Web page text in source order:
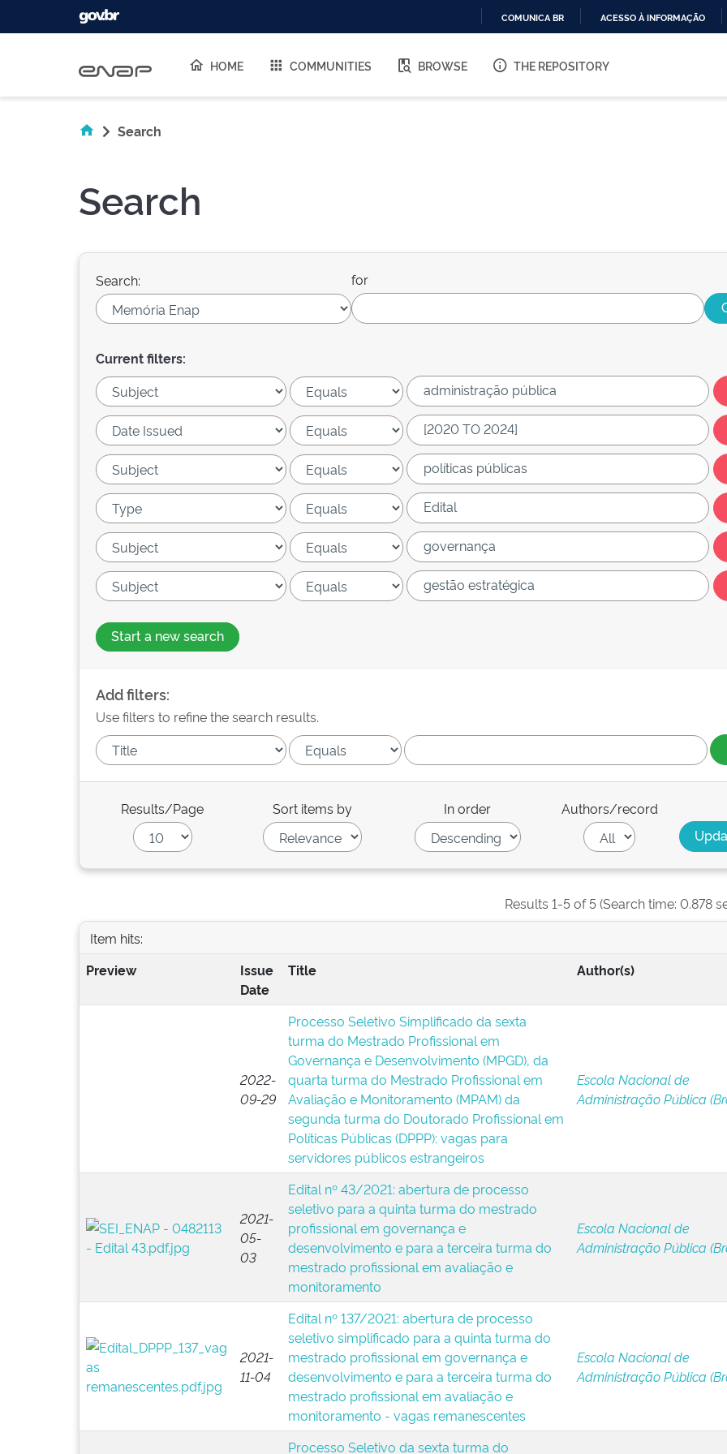
O
COMUNICA BR ACESSO À INFORMAÇÃO
HOME COMMUNITIES BROWSE THE REPOSITORY
Search
Search
Search: for
Current filters:
Start a new search
Add filters:
Use filters to refine the search results.
Results/Page Sort items by In order Authors/record
Results 1-5 of 5 (Search time: 0.878
Item hits:
Preview
Issue
Date
Title Author(s)
2022-
09-29
Processo Seletivo Simplificado da sexta
turma do Mestrado Profissional em
Governança e Desenvolvimento (MPGD), da
quarta turma do Mestrado Profissional em
Avaliação e Monitoramento (MPAM) da
segunda turma do Doutorado Profissional em
Políticas Públicas (DPPP): vagas para
servidores públicos estrangeiros
Escola Nacional de
Administração Pública
2021-
05-
03
Edital nº 43/2021: abertura de processo
seletivo para a quinta turma do mestrado
profissional em governança e
desenvolvimento e para a terceira turma do
mestrado profissional em avaliação e
monitoramento
Escola Nacional de
Administração Pública
2021-
11-04
Edital nº 137/2021: abertura de processo
seletivo simplificado para a quinta turma do
mestrado profissional em governança e
desenvolvimento e para a terceira turma do
mestrado profissional em avaliação e
monitoramento - vagas remanescentes
Escola Nacional de
Administração Pública
Processo Seletivo da sexta turma do